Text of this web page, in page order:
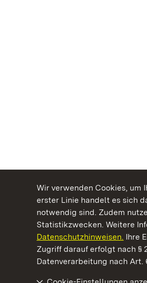
Wir verwenden Cookies, um
erster Linie handelt es sich
notwendig sind. Zudem
Statistikzwecken. Weitere
Datenschutzhinweisen. Ihre
Zugriff darauf erfolgt nach §
Datenverarbeitung nach Art.
Kommen. Staunen.